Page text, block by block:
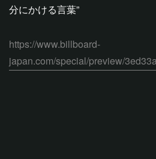
分にかける言葉”
https://www.billboard-
japan.com/special/preview/